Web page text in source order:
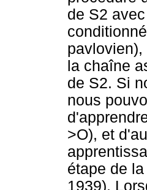
de S2
la chaîne
de S2. Si
nous
>O), et
étape de
1939).